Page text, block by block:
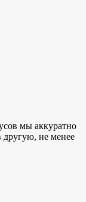
мы аккуратно
другую, не менее